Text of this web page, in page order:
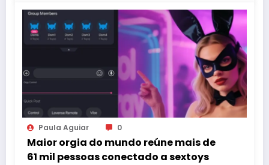
Paula Aguiar 0
Maior orgia do mundo reúne mais de
61 mil pessoas conectado a sextoys